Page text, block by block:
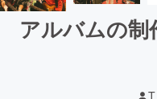
アルバムの制